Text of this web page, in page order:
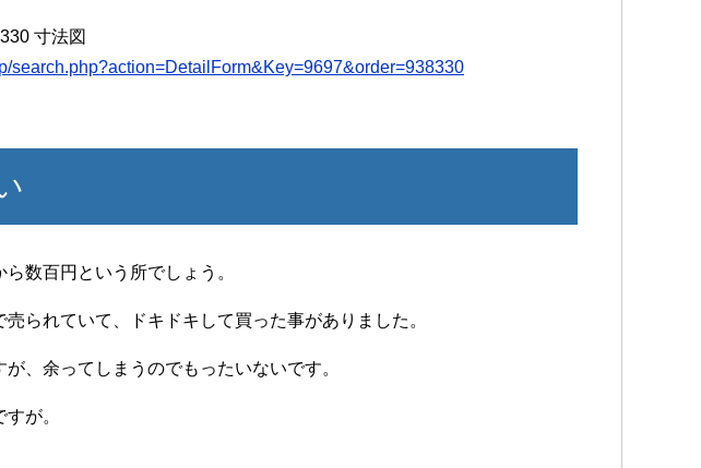
寸法図
search.php?action=DetailForm&Key=9697&order=938330
数百円という所でしょう。
られていて、ドキドキして買った事がありました。
、余ってしまうのでもったいないです。
が。